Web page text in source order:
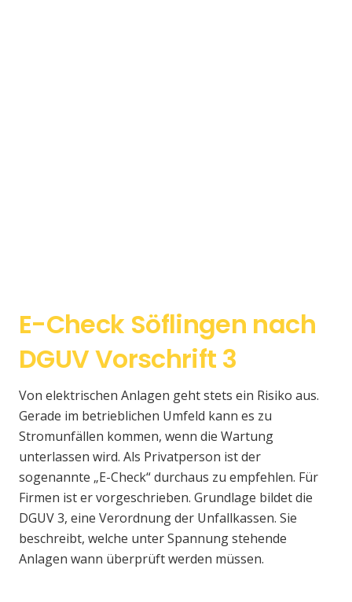
E-Check Söflingen nach
DGUV Vorschrift 3
Von elektrischen Anlagen geht stets ein Risiko aus.
Gerade im betrieblichen Umfeld kann es zu
Stromunfällen kommen, wenn die Wartung
unterlassen wird. Als Privatperson ist der
sogenannte „E-Check“ durchaus zu empfehlen. Für
Firmen ist er vorgeschrieben. Grundlage bildet die
DGUV 3, eine Verordnung der Unfallkassen. Sie
beschreibt, welche unter Spannung stehende
Anlagen wann überprüft werden müssen.